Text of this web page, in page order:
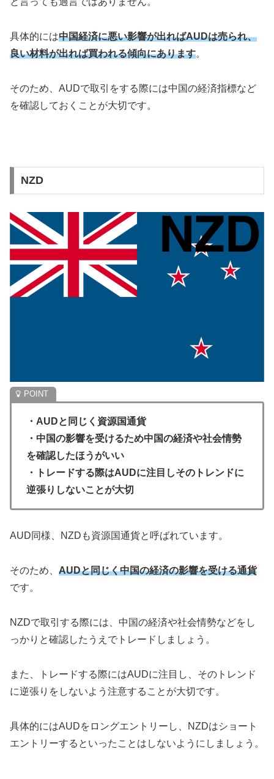
具体的には中国経済に悪い影響が出ればAUDは売られ、
良い材料が出れば買われる傾向にあります。
そのため、AUDで取引をする際には中国の経済指標など
を確認しておくことが大切です。
NZD
・AUDと同じく資源国通貨
・中国の影響を受けるため中国の経済や社会情勢
を確認したほうがいい
・トレードする際はAUDに注目しそのトレンドに
逆張りしないことが大切
AUD同様、NZDも資源国通貨と呼ばれています。
そのため、 AUDと同じく中国の経済の影響を受ける通貨
です。
NZDで取引する際には、中国の経済や社会情勢などをし
っかりと確認したうえでトレードしましょう。
また、トレードする際にはAUDに注目し、そのトレンド
に逆張りをしないよう注意することが大切です。
具体的にはAUDをロングエントリーし、NZDはショート
エントリーするといったことはしないようにしましょう。